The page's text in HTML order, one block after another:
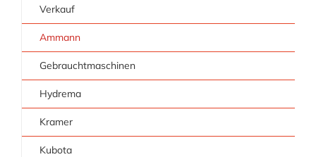
Verkauf
Ammann
Gebrauchtmaschinen
Hydrema
Kramer
Kubota